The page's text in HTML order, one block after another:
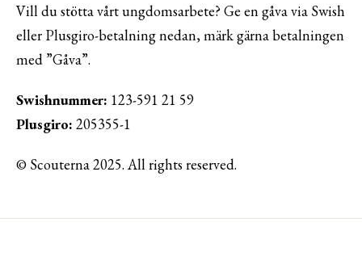
Vill du stötta vårt ungdomsarbete? Ge en gåva via Swish
eller Plusgiro-betalning nedan, märk gärna betalningen
med ”Gåva”.
Swishnummer: 123-591 21 59
Plusgiro: 205355-1
© Scouterna 2025. All rights reserved.